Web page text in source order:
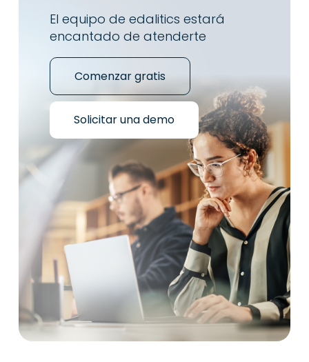
El equipo de edalitics estará
encantado de atenderte
Comenzar gratis
Solicitar una demo